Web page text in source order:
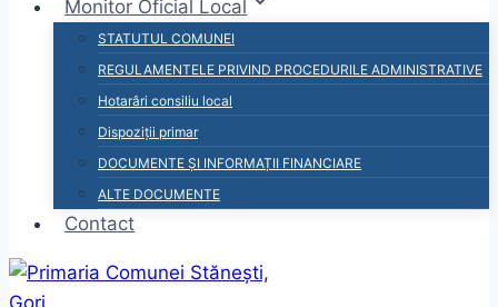
Monitor Oficial Local
STATUTUL COMUNEI
REGULAMENTELE PRIVIND PROCEDURILE ADMINISTRATIVE
Hotarâri consiliu local
Dispoziții primar
DOCUMENTE ȘI INFORMAȚII FINANCIARE
ALTE DOCUMENTE
Contact